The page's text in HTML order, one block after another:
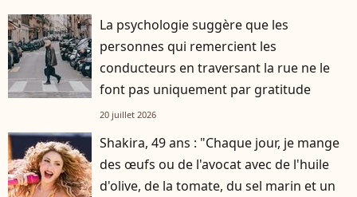
La psychologie suggère que les
personnes qui remercient les
conducteurs en traversant la rue ne le
font pas uniquement par gratitude
20 juillet 2026
Shakira, 49 ans : "Chaque jour, je mange
des œufs ou de l'avocat avec de l'huile
d'olive, de la tomate, du sel marin et un